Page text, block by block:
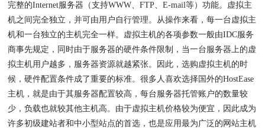
完整的Internet服务器（支持WWW、FTP、E-mail等）功能。虚拟主
机之间完全独立，并可由用户自行管理。从操作来看，每一台虚拟主
机和一台独立的主机完全一样。虚拟主机的各项参数一般由IDC服务
商事先规定，同时由于服务器的硬件条件限制，当一台服务器上的虚
拟主机用户越多，服务器资源就越紧张。因此，选购虚拟主机的时
候，硬件配置条件成了重要的标准。很多人喜欢选择国外的HostEase
主机，就是由于其服务器配置较高，每台服务器托管账户的数量较
少，负载也就较其他主机高。由于虚拟主机价格较为便宜，因此成为
许多初级建站者和中小型站点的首选，也是应用最为广泛的网站主机